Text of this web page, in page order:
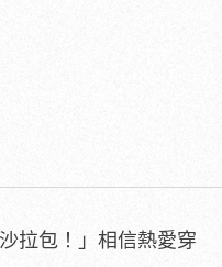
拉包！」相信熱愛穿